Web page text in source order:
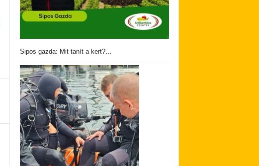
Sipos gazda: Mit tanít a kert?…